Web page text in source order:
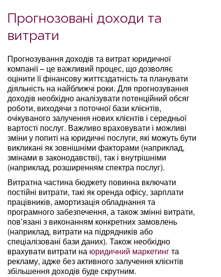
Прогнозовані доходи та
витрати
Прогнозування доходів та витрат юридичної
компанії – це важливий процес, що дозволяє
оцінити її фінансову життєздатність та планувати
діяльність на найближчі роки. Для прогнозування
доходів необхідно аналізувати потенційний обсяг
роботи, виходячи з поточної бази клієнтів,
очікуваного залучення нових клієнтів і середньої
вартості послуг. Важливо враховувати і можливі
зміни у попиті на юридичні послуги, які можуть бути
викликані як зовнішніми факторами (наприклад,
змінами в законодавстві), так і внутрішніми
(наприклад, розширенням спектра послуг).
Витратна частина бюджету повинна включати
постійні витрати, такі як оренда офісу, зарплати
працівників, амортизація обладнання та
програмного забезпечення, а також змінні витрати,
пов’язані з виконанням конкретних замовлень
(наприклад, витрати на підрядників або
спеціалізовані бази даних). Також необхідно
врахувати витрати на юридичний маркетингта
рекламу, адже без активного залучення клієнтів
збільшення доходів буде скрутним.